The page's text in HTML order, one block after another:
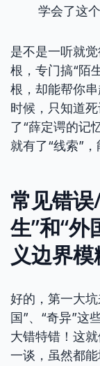
学会了这
是不是一听就
根，专门搞“陌
根，却能帮你
时候，只知道
了“薛定谔的记
就有了“线索”
常见错
生”和“
义边界
好的，第一大
国”、“奇异”这
大错特错！这
一谈，虽然都